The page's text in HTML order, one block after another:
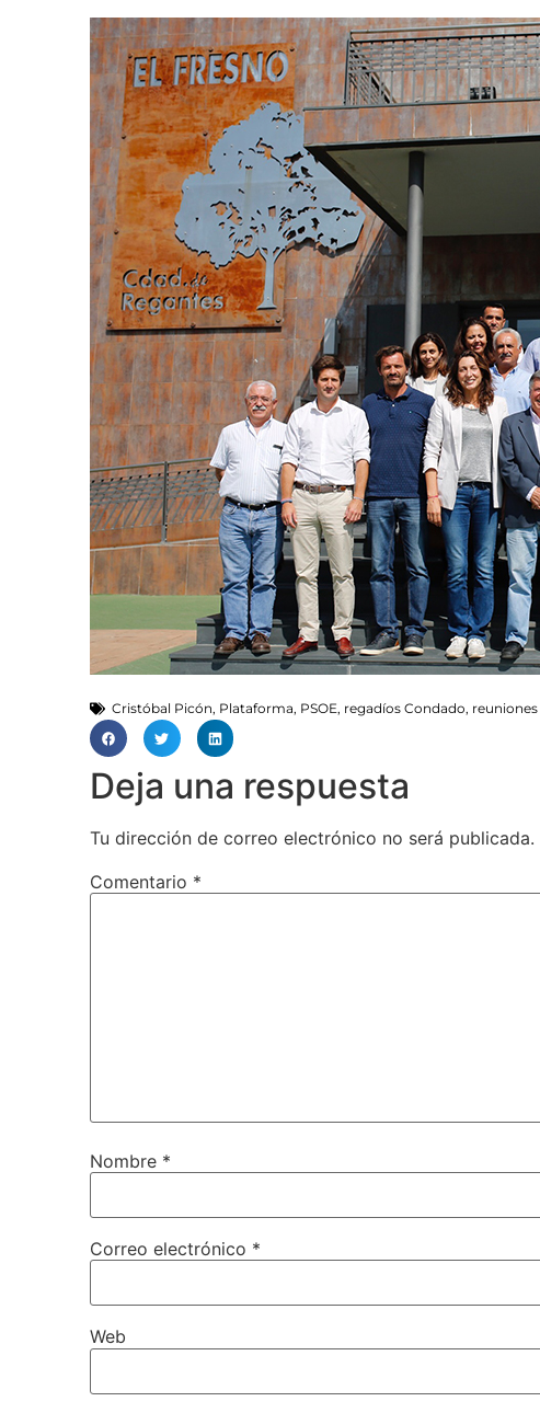
Cristóbal Picón, Plataforma, PSOE, regadíos Condado, reuniones
Deja una respuesta
Tu dirección de correo electrónico no será publicada.
Comentario *
Nombre *
Correo electrónico *
Web